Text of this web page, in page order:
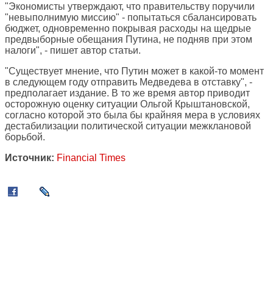
"Экономисты утверждают, что правительству поручили
"невыполнимую миссию" - попытаться сбалансировать
бюджет, одновременно покрывая расходы на щедрые
предвыборные обещания Путина, не подняв при этом
налоги", - пишет автор статьи.
"Существует мнение, что Путин может в какой-то момент
в следующем году отправить Медведева в отставку", -
предполагает издание. В то же время автор приводит
осторожную оценку ситуации Ольгой Крыштановской,
согласно которой это была бы крайняя мера в условиях
дестабилизации политической ситуации межклановой
борьбой.
Источник: Financial Times